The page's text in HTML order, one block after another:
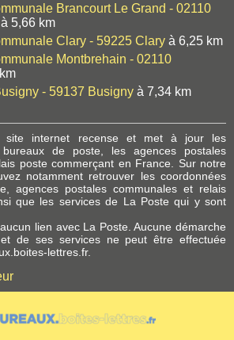
Brancourt Le Grand - 02110
à 5,66 km
Clary - 59225 Clary à 6,25 km
Montbrehain - 02110
- 59137 Busigny à 7,34 km
site internet recense et met à jour les
de poste, les agences postales
poste commerçant en France. Sur notre
notamment retrouver les coordonnées
agences postales communales et relais
que les services de La Poste qui y sont
lien avec La Poste. Aucune démarche
de ses services ne peut être effectuée
lettres.fr.